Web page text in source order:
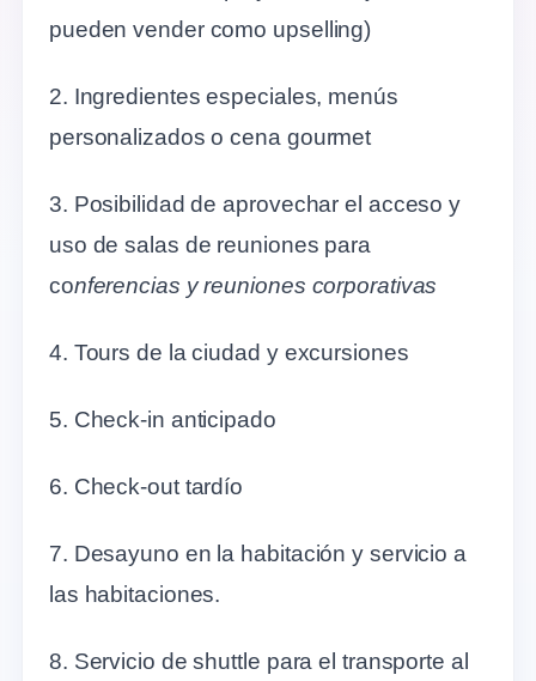
pueden vender como upselling)
2. Ingredientes especiales, menús
personalizados o cena gourmet
3. Posibilidad de aprovechar el acceso y
uso de salas de reuniones para
conferencias y reuniones corporativas
4. Tours de la ciudad y excursiones
5. Check-in anticipado
6. Check-out tardío
7. Desayuno en la habitación y servicio a
las habitaciones.
8. Servicio de shuttle para el transporte al